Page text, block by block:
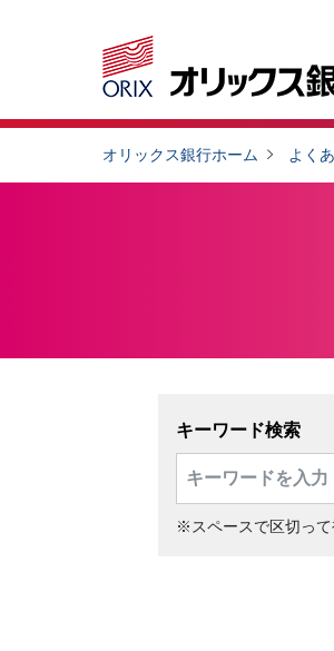
オリックス銀行ホーム よく
キーワード検索
※スペースで区切って